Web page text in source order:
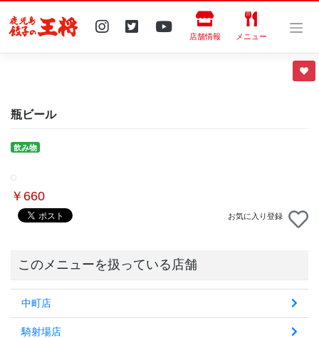
content
店舗情報 メニュー
瓶ビール
飲み物
￥660
お気に入り登録
このメニューを扱っている店舗
中町店
騎射場店